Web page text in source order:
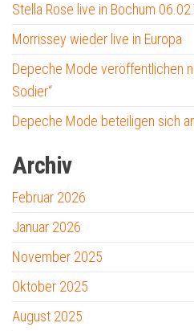
Stella Rose live in Bochum
Morrissey wieder live in Europa
Depeche Mode veröffentlichen
Sodier“
Depeche Mode beteiligen sich
Archiv
Februar 2026
Januar 2026
November 2025
Oktober 2025
August 2025